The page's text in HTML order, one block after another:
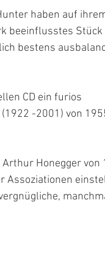
haben auf
beeinflusstes Stück
bestens
CD ein furios
-2001) von
Honegger von
Assoziationen